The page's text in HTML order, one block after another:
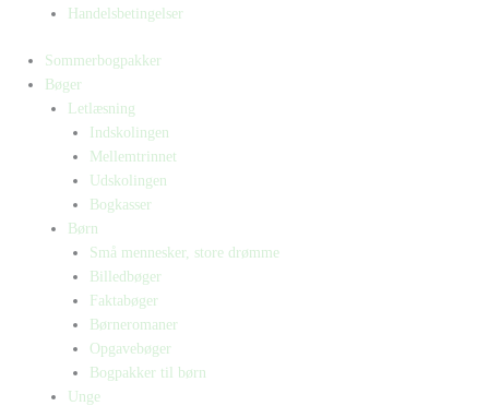
Handelsbetingelser
Sommerbogpakker
Bøger
Letlæsning
Indskolingen
Mellemtrinnet
Udskolingen
Bogkasser
Børn
Små mennesker, store drømme
Billedbøger
Faktabøger
Børneromaner
Opgavebøger
Bogpakker til børn
Unge